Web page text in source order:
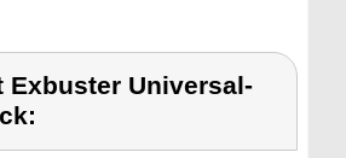
Universal-